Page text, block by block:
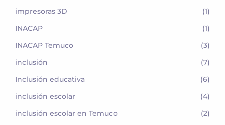
impresoras 3D
(1)
INACAP
(1)
INACAP Temuco
(3)
inclusión
(7)
Inclusión educativa
(6)
inclusión escolar
(4)
inclusión escolar en Temuco
(2)